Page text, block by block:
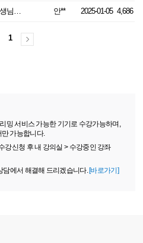
안** 2025-01-05 4,686
1
밍 서비스 가능한 기기로 수강가능하며,
가능합니다.
강신청 후 내 강의실 > 수강중인 강좌
담에서 해결해 드리겠습니다.[바로가기]